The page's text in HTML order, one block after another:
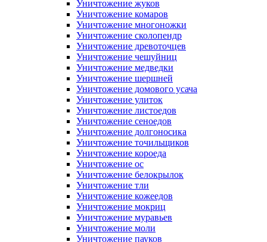
Уничтожение жуков
Уничтожение комаров
Уничтожение многоножки
Уничтожение сколопендр
Уничтожение древоточцев
Уничтожение чешуйниц
Уничтожение медведки
Уничтожение шершней
Уничтожение домового усача
Уничтожение улиток
Уничтожение листоедов
Уничтожение сеноедов
Уничтожение долгоносика
Уничтожение точильщиков
Уничтожение короеда
Уничтожение ос
Уничтожение белокрылок
Уничтожение тли
Уничтожение кожеедов
Уничтожение мокриц
Уничтожение муравьев
Уничтожение моли
Уничтожение пауков